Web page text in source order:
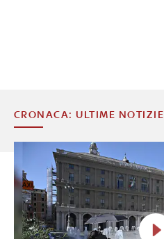
CRONACA: ULTIME NOTIZIE